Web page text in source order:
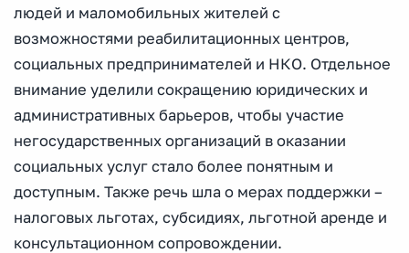
людей и маломобильных жителей с
возможностями реабилитационных центров,
социальных предпринимателей и НКО. Отдельное
внимание уделили сокращению юридических и
административных барьеров, чтобы участие
негосударственных организаций в оказании
социальных услуг стало более понятным и
доступным. Также речь шла о мерах поддержки –
налоговых льготах, субсидиях, льготной аренде и
консультационном сопровождении.